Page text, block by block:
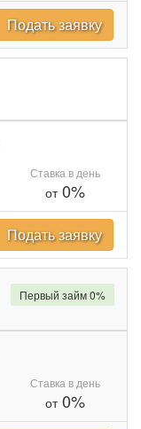
Подать заявку
Ставка в день
от0%
Подать заявку
Ставка в день
от0%
Первый займ 0%